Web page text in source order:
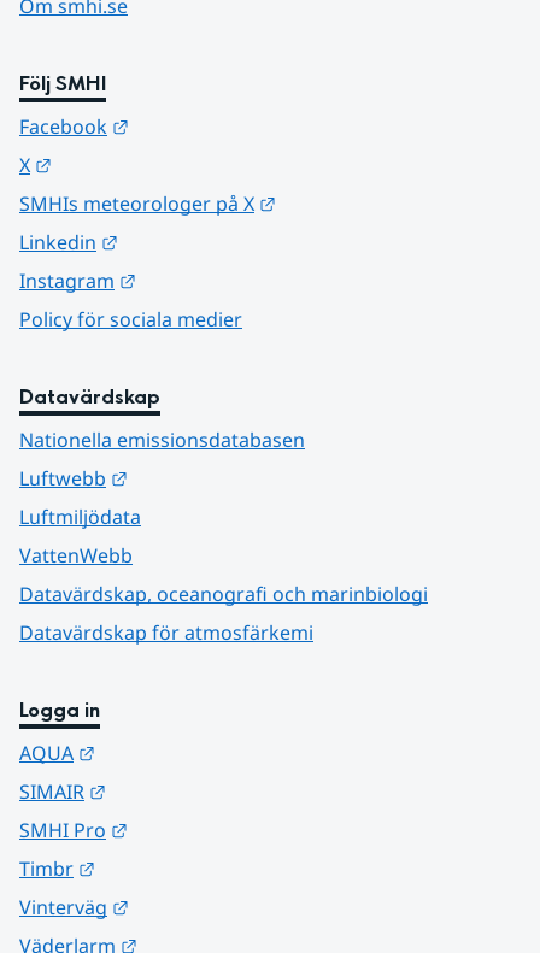
Om smhi.se
Följ SMHI
Facebook
X
SMHIs meteorologer på X
Linkedin
Instagram
Policy för sociala medier
Datavärdskap
Nationella emissionsdatabasen
Luftwebb
Luftmiljödata
VattenWebb
Datavärdskap, oceanografi och marinbiologi
Datavärdskap för atmosfärkemi
Logga in
AQUA
SIMAIR
SMHI Pro
Timbr
Vinterväg
Väderlarm